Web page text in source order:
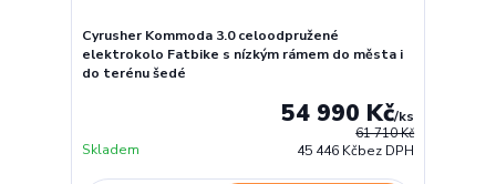
Cyrusher Kommoda 3.0 celoodpružené
elektrokolo Fatbike s nízkým rámem do města i
do terénu šedé
61 710 Kč
54 990 Kč/ks
45 446 Kčbez DPH
Skladem